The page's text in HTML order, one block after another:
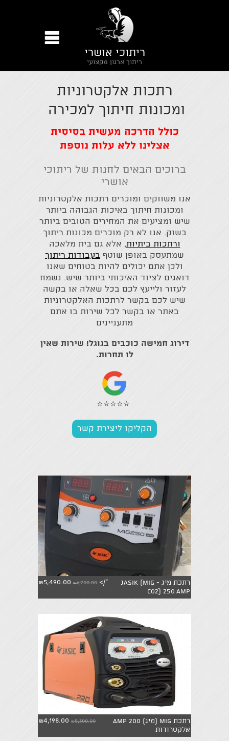
ריתוכי אושרי
ריתוך ארגון מקצועי
רתכות אלקטרוניות
ומכונות חיתוך למכירה
כולל הדרכה מעשית בסיסית
אצלינו ללא עלות נוספת
ברוכים הבאים לחנות של ריתוכי
אושרי
אנו משווקים ומוכרים רתכות אלקטרוניות
ומכונות חיתוך באיכות הגבוהה ביותר
שיש ומציעים את המחירים הטובים ביותר
בשוק. אנו לא רק מוכרים מכונות ריתוך
ורתכות ביתיות, אלא גם בית מלאכה
שמתעסק באופן שוטף בעבודות ריתוך
ולכן אתם יכולים להיות בטוחים שאנו
דואגים לציוד האיכותי ביותר שיש. נשמח
לעזור ולייעץ לכם בכל שאלה או בקשה
שיש לכם בקשר לרתכות האלקטרוניות
באתר או בקשר לכל שירות בו אתם
מתעניינים
דירוג חמישה כוכבים בגוגל! שירות שאין
לו תחרות.
⭐⭐⭐⭐⭐
הקליקו ליצירת קשר
"/>
₪6,700.00
₪5,490.00
רתכת מיג Jasik (MIG -
co2ׁ) 250 AMP
₪5,300.00
₪4,198.00
רתכת MIG (מיג) 200 AMP
אלקטרודות